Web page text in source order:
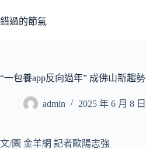
至
容
錯過的節氣
“一包養app反向過年” 成佛山新趨勢
admin 2025 年 6 月 8 日
文/圖 金羊網 記者歐陽志強